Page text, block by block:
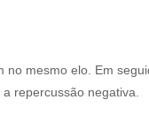
mesmo elo. Em
repercussão negativa.